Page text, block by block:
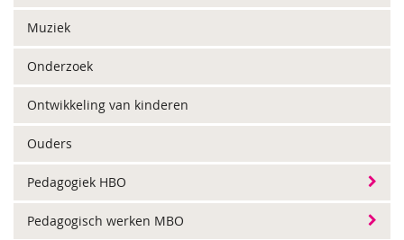
Muziek
Onderzoek
Ontwikkeling van kinderen
Ouders
Pedagogiek HBO
Pedagogisch werken MBO